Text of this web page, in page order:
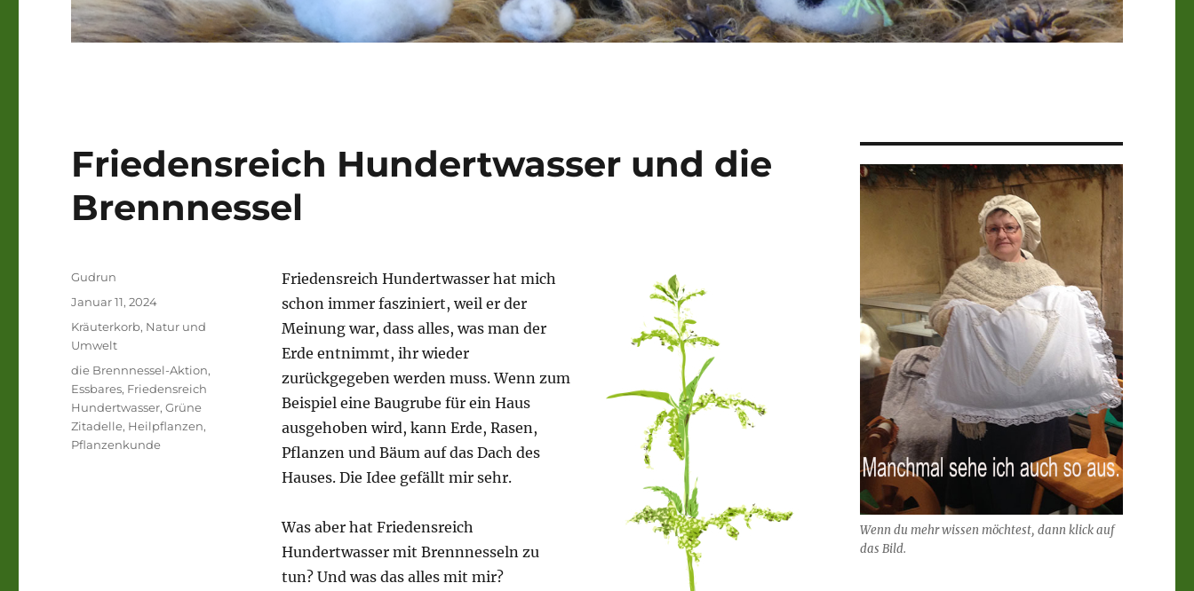
Friedensreich Hundertwasser und die
Brennnessel
Friedensreich Hundertwasser hat mich
schon immer fasziniert, weil er der
Meinung war, dass alles, was man der
Erde entnimmt, ihr wieder
zurückgegeben werden muss. Wenn zum
Beispiel eine Baugrube für ein Haus
ausgehoben wird, kann Erde, Rasen,
Pflanzen und Bäum auf das Dach des
Hauses. Die Idee gefällt mir sehr.
Was aber hat Friedensreich
Hundertwasser mit Brennnesseln zu
tun? Und was das alles mit mir?
Autor
Gudrun
Veröffentlicht
am
Januar 11, 2024
Kategorien
Kräuterkorb, Natur und
Umwelt
Schlagwörter
die Brennnessel-Aktion,
Essbares, Friedensreich
Hundertwasser,Grüne
Zitadelle, Heilpflanzen,
Pflanzenkunde
Wenn du mehr wissen möchtest, dann klick auf
das Bild.